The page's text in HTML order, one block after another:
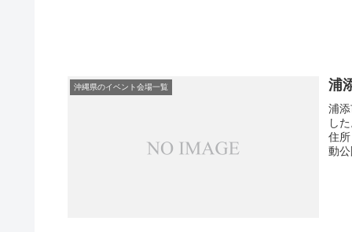
沖縄県のイベント会場一覧 浦
浦
し
住
動